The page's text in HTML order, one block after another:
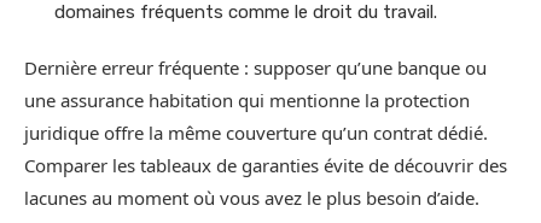
domaines fréquents comme le droit du travail.
Dernière erreur fréquente : supposer qu’une banque ou
une assurance habitation qui mentionne la protection
juridique offre la même couverture qu’un contrat dédié.
Comparer les tableaux de garanties évite de découvrir des
lacunes au moment où vous avez le plus besoin d’aide.